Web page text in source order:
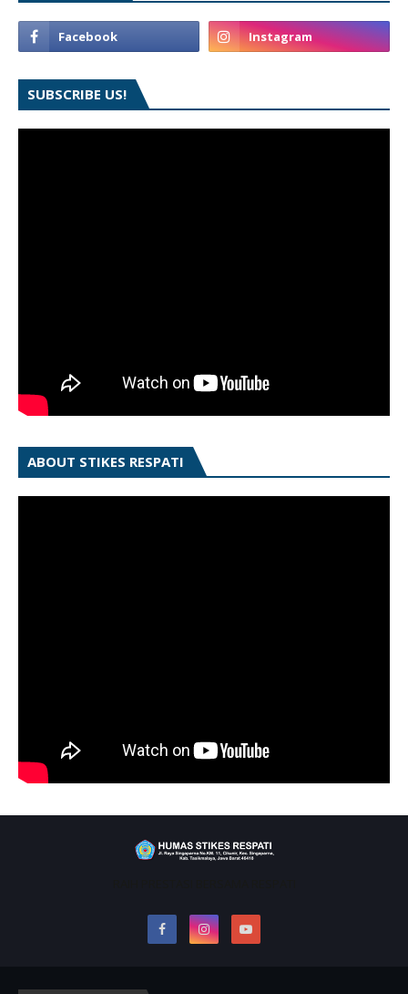
SUBSCRIBE US!
ABOUT STIKES RESPATI